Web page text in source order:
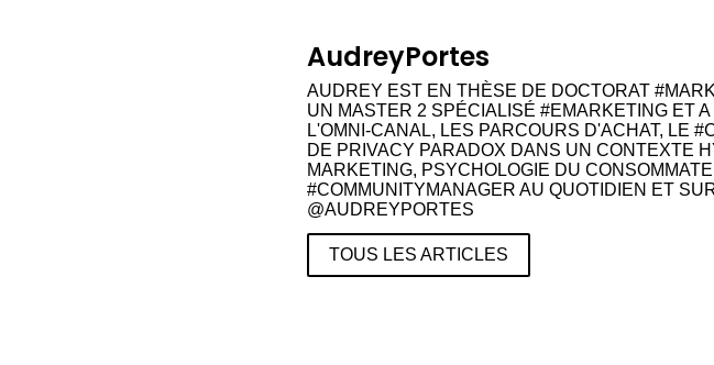
AudreyPortes
AUDREY EST EN THÈSE DE DOCTORAT
UN MASTER 2 SPÉCIALISÉ #EMARKETING ET
L'OMNI-CANAL, LES PARCOURS D'ACHAT, LE
DE PRIVACY PARADOX DANS UN CONTEXTE
MARKETING, PSYCHOLOGIE DU
#COMMUNITYMANAGER AU QUOTIDIEN ET
@AUDREYPORTES
TOUS LES ARTICLES